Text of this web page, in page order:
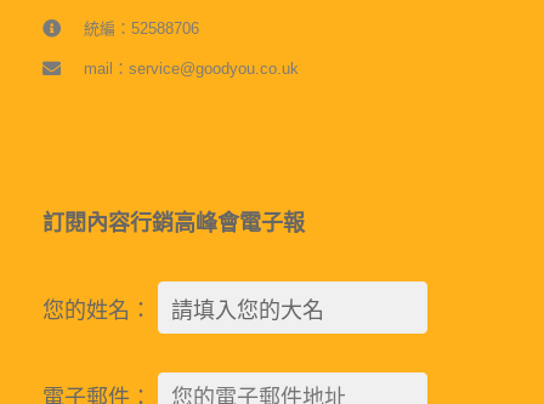
統編：52588706
mail：service@goodyou.co.uk
訂閱內容行銷高峰會電子報
您的姓名：
電子郵件：